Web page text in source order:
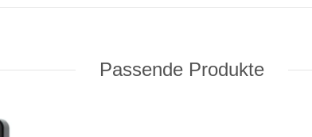
Passende Produkte